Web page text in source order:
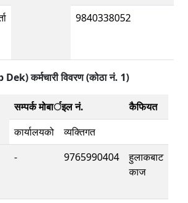
9840338052
कर्मचारी विवरण (कोठा नं. 1)
सम्पर्क मोबार्इल नं.
कैफियत
कार्यालयको
व्यक्तिगत
- 9765990404
हुलाकबाट
काज